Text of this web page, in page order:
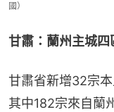
國）
甘肅：蘭州主城四
甘肅省新增32宗
其中182宗來自蘭